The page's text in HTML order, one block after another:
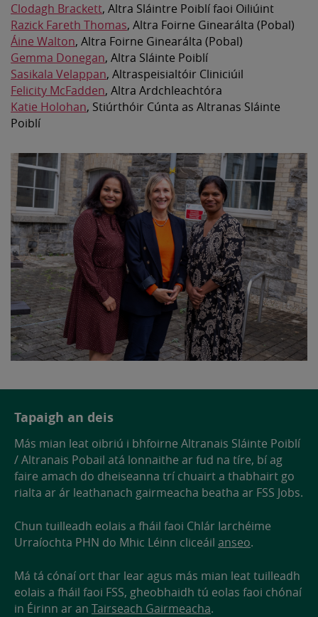
Clodagh Brackett, Altra Sláintre Poiblí faoi Oiliúint
Razick Fareth Thomas, Altra Foirne Ginearálta (Pobal)
Áine Walton, Altra Foirne Ginearálta (Pobal)
Gemma Donegan, Altra Sláinte Poiblí
Sasikala Velappan, Altraspeisialtóir Cliniciúil
Felicity McFadden, Altra Ardchleachtóra
Katie Holohan, Stiúrthóir Cúnta as Altranas Sláinte
Poiblí
Tapaigh an deis
Más mian leat oibriú i bhfoirne Altranais Sláinte Poiblí
/ Altranais Pobail atá lonnaithe ar fud na tíre, bí ag
faire amach do dheiseanna trí chuairt a thabhairt go
rialta ar ár leathanach gairmeacha beatha ar FSS Jobs.
Chun tuilleadh eolais a fháil faoi Chlár Iarchéime
Urraíochta PHN do Mhic Léinn cliceáil anseo.
Má tá cónaí ort thar lear agus más mian leat tuilleadh
eolais a fháil faoi FSS, gheobhaidh tú eolas faoi chónaí
in Éirinn ar an Tairseach Gairmeacha.